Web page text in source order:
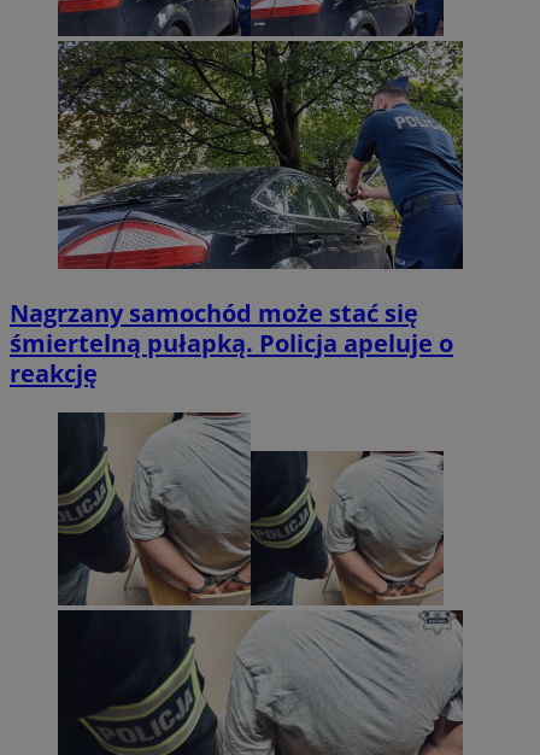
Nagrzany samochód może stać się
śmiertelną pułapką. Policja apeluje o
reakcję